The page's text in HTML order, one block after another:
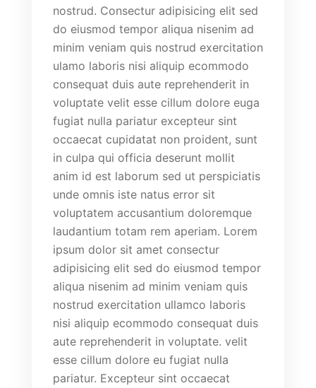
nostrud. Consectur adipisicing elit sed
do eiusmod tempor aliqua nisenim ad
minim veniam quis nostrud exercitation
ulamo laboris nisi aliquip ecommodo
consequat duis aute reprehenderit in
voluptate velit esse cillum dolore euga
fugiat nulla pariatur excepteur sint
occaecat cupidatat non proident, sunt
in culpa qui officia deserunt mollit
anim id est laborum sed ut perspiciatis
unde omnis iste natus error sit
voluptatem accusantium doloremque
laudantium totam rem aperiam. Lorem
ipsum dolor sit amet consectur
adipisicing elit sed do eiusmod tempor
aliqua nisenim ad minim veniam quis
nostrud exercitation ullamco laboris
nisi aliquip ecommodo consequat duis
aute reprehenderit in voluptate. velit
esse cillum dolore eu fugiat nulla
pariatur. Excepteur sint occaecat